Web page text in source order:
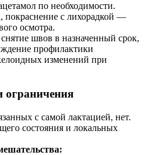
по необходимости.
покраснение с лихорадкой —
осмотра.
швов в назначенный срок,
профилактики
изменений при
ограничения
с самой лактацией, нет.
состояния и локальных